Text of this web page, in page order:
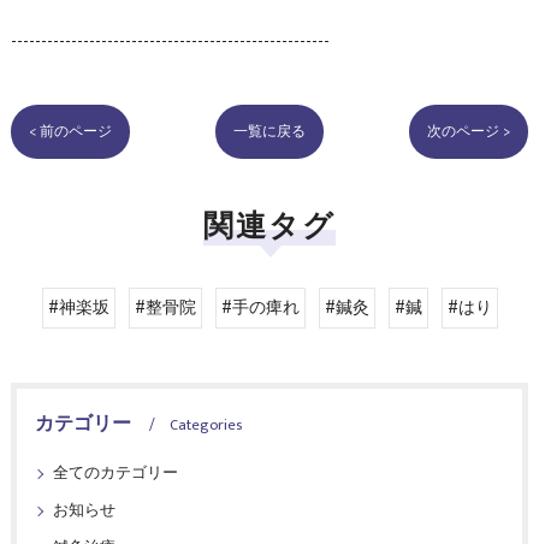
-----------------------------------------------------
< 前のページ 一覧に戻る 次のページ >
関連タグ
#神楽坂 #整骨院 #手の痺れ #鍼灸 #鍼 #はり
カテゴリー
Categories
全てのカテゴリー
お知らせ